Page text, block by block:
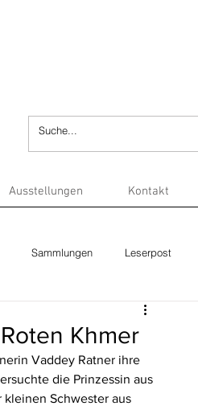
Ausstellungen Kontakt
Sammlungen Leserpost
Khmer
Vaddey Ratner ihre
die Prinzessin aus
Schwester aus